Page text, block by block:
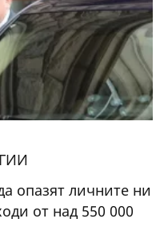
опазят личните ни
от над 550 000